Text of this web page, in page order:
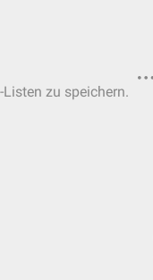
zu speichern.